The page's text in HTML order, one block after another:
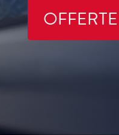
OFFERTE